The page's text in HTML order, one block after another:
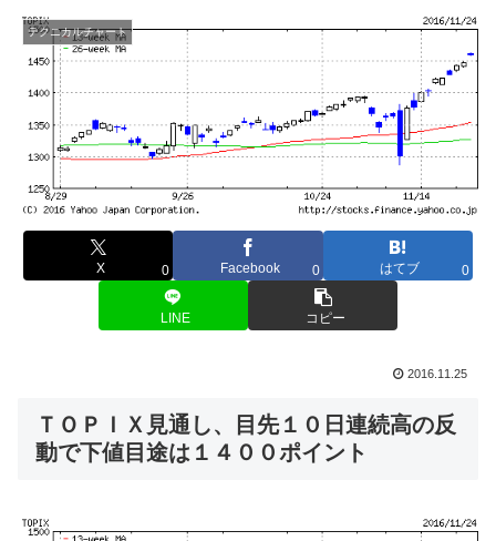
テクニカルチャート
X 0 Facebook 0 はてブ 0
LINE コピー
2016.11.25
ＴＯＰＩＸ見通し、目先１０日連続高の反
動で下値目途は１４００ポイント